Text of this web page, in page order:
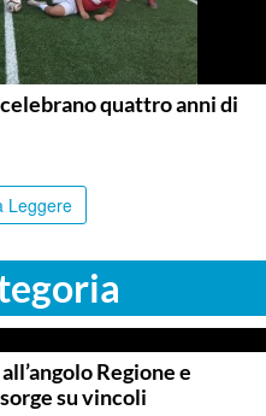
quattro anni di
Leggere
Regione e
su vincoli